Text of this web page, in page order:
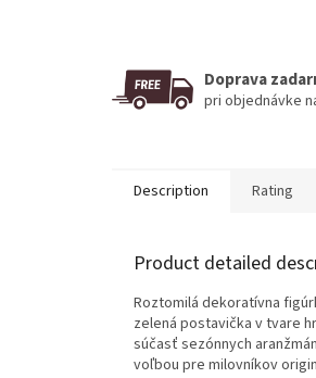
Doprava
pri objednávke
Description Rating
Product detailed
Roztomilá dekoratívna
zelená postavička v tvare
súčasť sezónnych
voľbou pre milovníkov